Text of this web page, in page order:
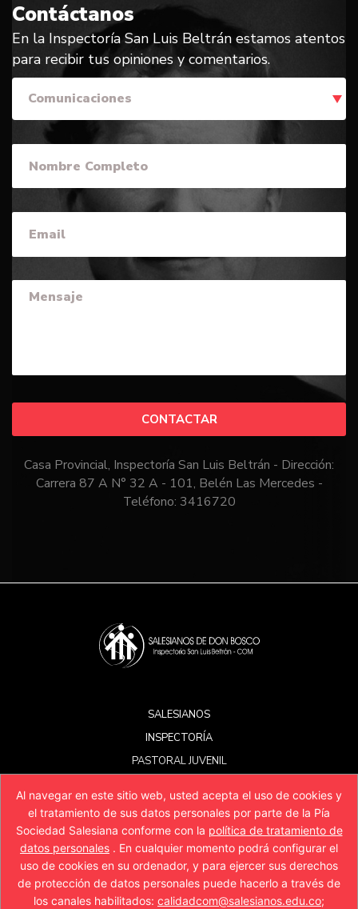
Contáctanos
En la Inspectoría San Luis Beltrán estamos atentos
para recibir tus opiniones y comentarios.
Comunicaciones
CONTACTAR
Casa Provincial, Inspectoría San Luis Beltrán - Dirección:
Carrera 87 A N° 32 A - 101, Belén Las Mercedes -
Teléfono: 3416720
SALESIANOS
INSPECTORÍA
PASTORAL JUVENIL
SECTORES/SERVICIOS
PQRSAF
RECURSOS
Al navegar en este sitio web, usted acepta el uso de cookies y
el tratamiento de sus datos personales por parte de la Pía
Sociedad Salesiana conforme con la política de tratamiento de
datos personales . En cualquier momento podrá configurar el
uso de cookies en su ordenador, y para ejercer sus derechos
de protección de datos personales puede hacerlo a través de
los canales habilitados: calidadcom@salesianos.edu.co;